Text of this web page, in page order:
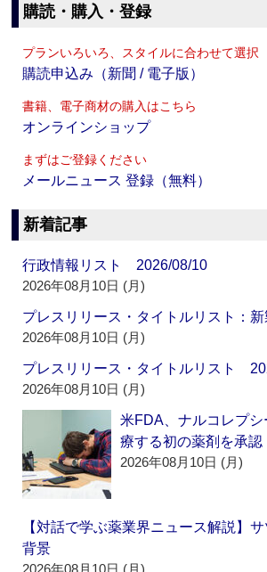
購読・購入・登録
プランいろいろ、スタイルに合わせて選択
購読申込み（新聞 / 電子版）
書籍、電子商材の購入はこちら
オンラインショップ
まずはご登録ください
メールニュース 登録（無料）
新着記事
行政情報リスト 2026/08/10
2026年08月10日 (月)
プレスリリース・タイトルリスト：
2026年08月10日 (月)
プレスリリース・タイトルリスト
2026年08月10日 (月)
米FDA、ナルコレプ
療する初の薬剤を承認
2026年08月10日 (月)
【対話で学ぶ薬業界ニュース解説】
背景